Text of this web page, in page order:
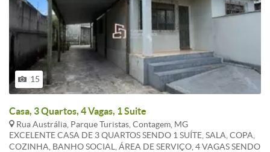
15
Casa, 3 Quartos, 4 Vagas, 1 Suite
Rua Austrália, Parque Turistas, Contagem, MG
EXCELENTE CASA DE 3 QUARTOS SENDO 1 SUÍTE, SALA, COPA,
COZINHA, BANHO SOCIAL, ÁREA DE SERVIÇO, 4 VAGAS SENDO